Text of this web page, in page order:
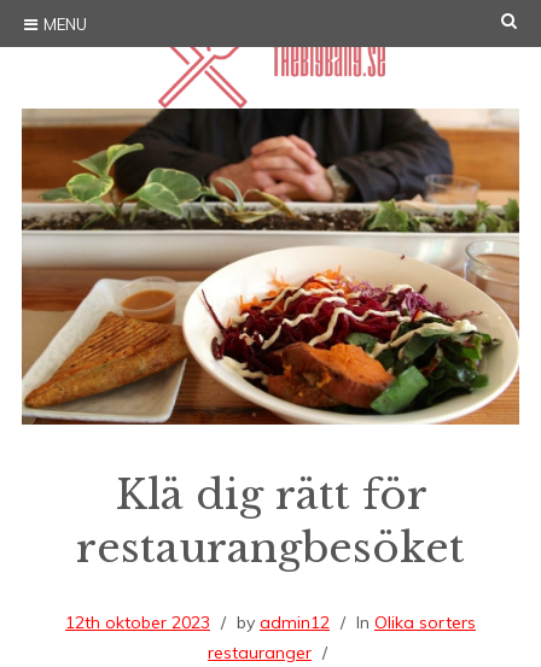
Skip
to
MENU
Klä dig rätt för
restaurangbesöket
12th oktober 2023 by admin12 In Olika sorters
restauranger